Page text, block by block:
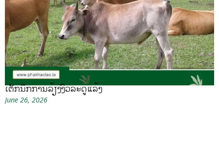
ເຕັກນິກການລ້ຽງງົວລະດູແລ້ງ
June 26, 2026